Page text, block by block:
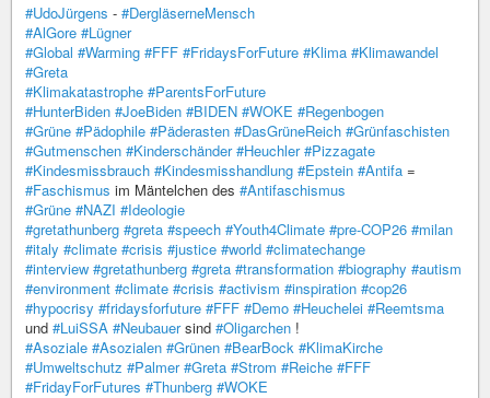
#UdoJürgens - #DergläserneMensch
#AlGore #Lügner
#Global #Warming #FFF #FridaysForFuture #Klima #Klimawandel
#Greta
#Klimakatastrophe #ParentsForFuture
#HunterBiden #JoeBiden #BIDEN #WOKE #Regenbogen
#Grüne #Pädophile #Päderasten #DasGrüneReich #Grünfaschisten
#Gutmenschen #Kinderschänder #Heuchler #Pizzagate
#Kindesmissbrauch #Kindesmisshandlung #Epstein #Antifa =
#Faschismus im Mäntelchen des #Antifaschismus
#Grüne #NAZI #Ideologie
#gretathunberg #greta #speech #Youth4Climate #pre-COP26 #milan
#italy #climate #crisis #justice #world #climatechange
#interview #gretathunberg #greta #transformation #biography #autism
#environment #climate #crisis #activism #inspiration #cop26
#hypocrisy #fridaysforfuture #FFF #Demo #Heuchelei #Reemtsma
und #LuiSSA #Neubauersind #Oligarchen !
#Asoziale #Asozialen #Grünen #BearBock #KlimaKirche
#Umweltschutz #Palmer #Greta #Strom #Reiche #FFF
#FridayForFutures #Thunberg #WOKE